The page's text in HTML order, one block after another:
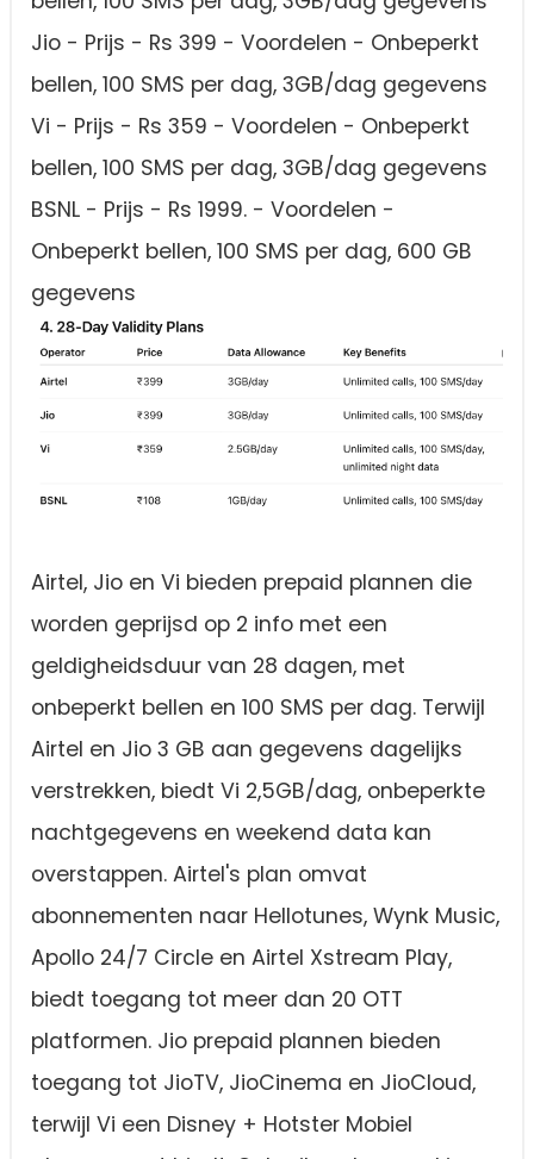
Jio - Prijs - Rs 399 - Voordelen - Onbeperkt
bellen, 100 SMS per dag, 3GB/dag gegevens
Vi - Prijs - Rs 359 - Voordelen - Onbeperkt
bellen, 100 SMS per dag, 3GB/dag gegevens
BSNL - Prijs - Rs 1999. - Voordelen -
Onbeperkt bellen, 100 SMS per dag, 600 GB
gegevens
Airtel, Jio en Vi bieden prepaid plannen die
worden geprijsd op 2 info met een
geldigheidsduur van 28 dagen, met
onbeperkt bellen en 100 SMS per dag. Terwijl
Airtel en Jio 3 GB aan gegevens dagelijks
verstrekken, biedt Vi 2,5GB/dag, onbeperkte
nachtgegevens en weekend data kan
overstappen. Airtel's plan omvat
abonnementen naar Hellotunes, Wynk Music,
Apollo 24/7 Circle en Airtel Xstream Play,
biedt toegang tot meer dan 20 OTT
platformen. Jio prepaid plannen bieden
toegang tot JioTV, JioCinema en JioCloud,
terwijl Vi een Disney + Hotster Mobiel